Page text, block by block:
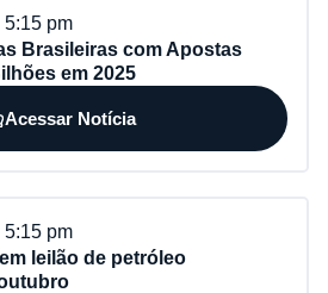
5:15 pm
Brasileiras com Apostas
em 2025
Acessar Notícia
5:15 pm
leilão de petróleo